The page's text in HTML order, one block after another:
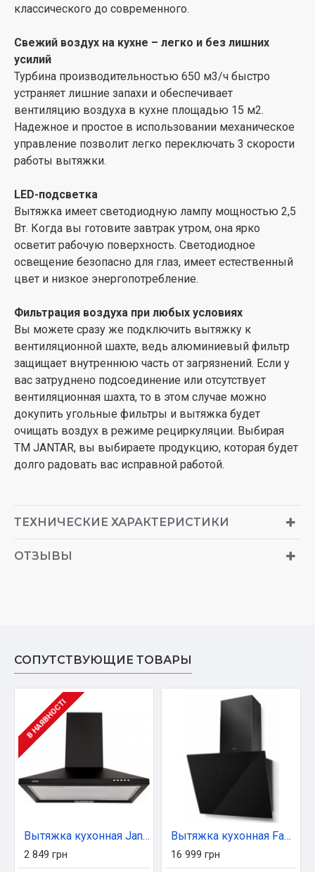
классического до современного.
Свежий воздух на кухне – легко и без лишних
усилий
Турбина производительностью 650 м3/ч быстро
устраняет лишние запахи и обеспечивает
вентиляцию воздуха в кухне площадью 15 м2.
Надежное и простое в использовании механическое
управление позволит легко переключать 3 скорости
работы вытяжки.
LED-подсветка
Вытяжка имеет светодиодную лампу мощностью 2,5
Вт. Когда вы готовите завтрак утром, она ярко
осветит рабочую поверхность. Светодиодное
освещение безопасно для глаз, имеет естественный
цвет и низкое энергопотребление.
Фильтрация воздуха при любых условиях
Вы можете сразу же подключить вытяжку к
вентиляционной шахте, ведь алюминиевый фильтр
защищает внутреннюю часть от загрязнений. Если у
вас затруднено подсоединение или отсутствует
вентиляционная шахта, то в этом случае можно
докупить угольные фильтры и вытяжка будет
очищать воздух в режиме рециркуляции. Выбирая
ТМ JANTAR, вы выбираете продукцию, которая будет
долго радовать вас исправной работой.
ТЕХНИЧЕСКИЕ ХАРАКТЕРИСТИКИ
ОТЗЫВЫ
СОПУТСТВУЮЩИЕ ТОВАРЫ
В НАЯВНОСТІ
Вытяжка кухонная Jantar KBT 650 LED 60 BL
2 849 грн
Вытяжка кухонная Faber Tweet Ev8 Led Bk A55 (330.0529.664)
16 999 грн